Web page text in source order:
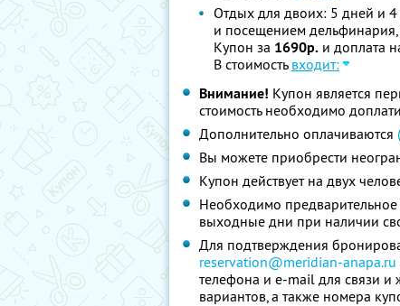
Отдых для двоих: 5 дней и 4
и посещением дельфинария,
Купон за 1690р. и доплата
В стоимость входит:
Внимание! Купон является
стоимость необходимо
Дополнительно оплачиваются
Вы можете приобрести
Купон действует на двух
Необходимо
выходные дни при наличии
Для подтверждения
reservation@meridian-anapa.ru
телефона и e-mail для связи и
вариантов, а также номера